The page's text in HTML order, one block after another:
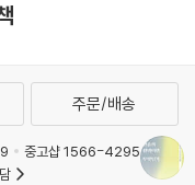
주문/배송
중고샵 1566-4295